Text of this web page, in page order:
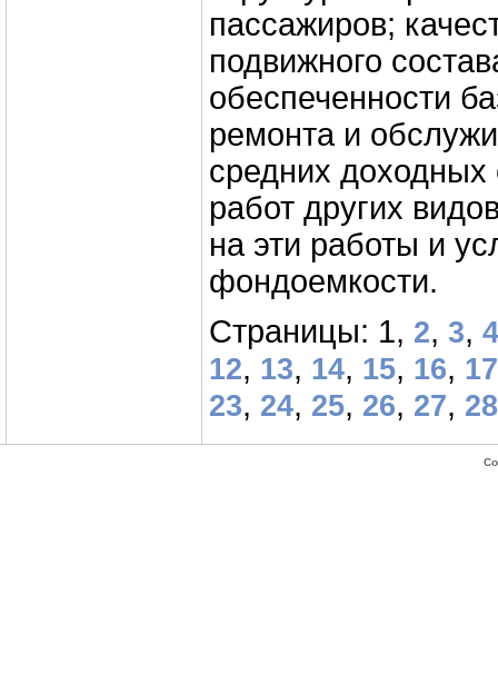
пассажиров;
подвижного
обеспеченности
ремонта и
средних доходных
работ других
на эти работы и
фондоемкости.
Страницы: 1, 2, 3, 4
12, 13, 14, 15, 16, 17
23, 24, 25, 26, 27, 28